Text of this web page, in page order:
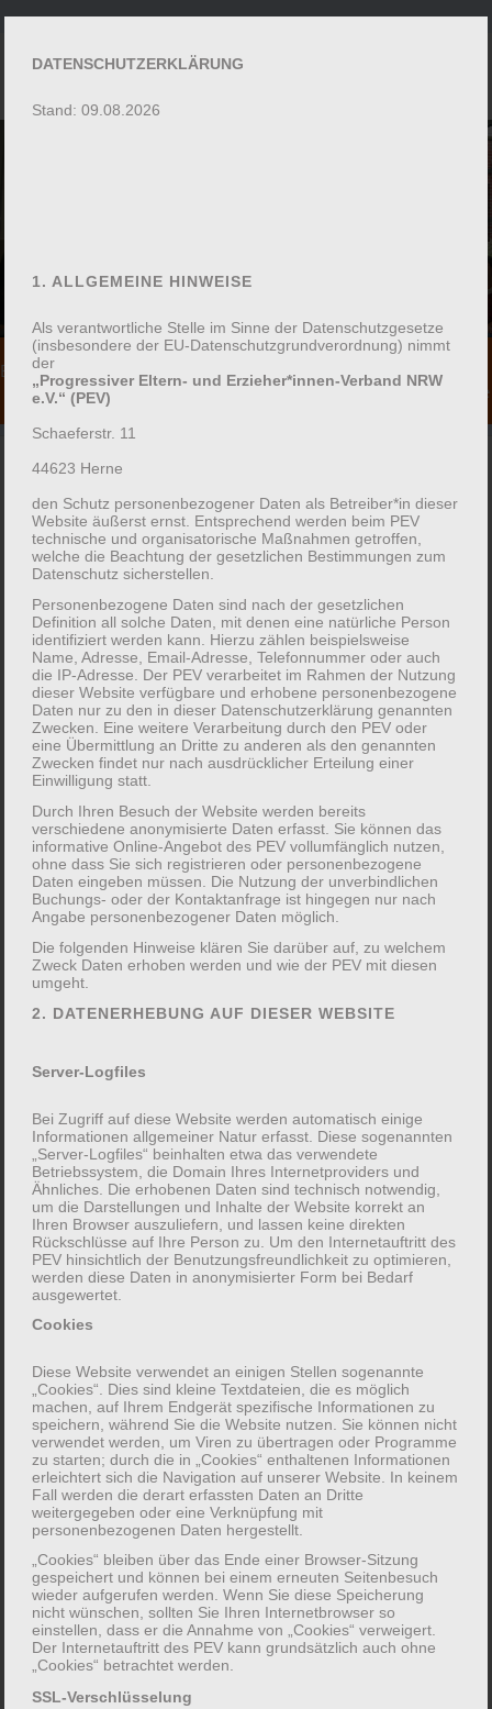
ZURÜCK
Bildungsangebote
für Familien
4931760info@pevnw.de
Aktiv & lecker durch den Sommer - Der
Familienworkshop für Gesundheit
Gemeinsam
mit Eltern und
ihren Kindern
werden wir in
unserem
dreitägigen
Sommerworkshop eine wohltuende Auszeit vom
Alltag nehmen.
Beim Planen von Gerichten, Einkaufen und
Kochen nutzen wir regionale und saisonale
Lebensmittel, um internationale Speisen zu
Gerichte, die schnell zubereitet werden können
gesunde Bereicherung sind. Die Rezepte
probieren wir dann bei einem Picknick im
Friedenspark gleich aus. Dort halten wir uns
zudem bei Bewegungsangeboten fit und lassen
klassische Spiele aus der Kindheit der älteren
Generation aufleben.
Ziel des Workshops ist es, Eltern und Kindern im
gemeinsamen Austausch zu vermitteln, wie
Kalorienaufnahme und Bewegung im Alltag für die
Gesundheit ist.
Folgende Kompetenzen im Sinne des UN-
Nachhaltigkeitsziel für Gesundheit und
Wohlergehen stehen dabei im Fokus:
• Wissenskompetenz: gesunde Ernährung,
saisonale und regionale Produkte
• Förderung der Handlungs- und
Transferkompetenz: Integration
gesundheitsförderlicher Maßnahmen in den
Familienalltag
DATENSCHUTZERKLÄRUNG
Stand: 09.08.2026
1. ALLGEMEINE HINWEISE
Als verantwortliche Stelle im Sinne der Datenschutzgesetze
(insbesondere der EU-Datenschutzgrundverordnung) nimmt
der
„Progressiver Eltern- und Erzieher*innen-Verband NRW
e.V.“ (PEV)
Schaeferstr. 11
44623 Herne
den Schutz personenbezogener Daten als Betreiber*in dieser
Website äußerst ernst. Entsprechend werden beim PEV
technische und organisatorische Maßnahmen getroffen,
welche die Beachtung der gesetzlichen Bestimmungen zum
Datenschutz sicherstellen.
Personenbezogene Daten sind nach der gesetzlichen
Definition all solche Daten, mit denen eine natürliche Person
identifiziert werden kann. Hierzu zählen beispielsweise
Name, Adresse, Email-Adresse, Telefonnummer oder auch
die IP-Adresse. Der PEV verarbeitet im Rahmen der Nutzung
dieser Website verfügbare und erhobene personenbezogene
Daten nur zu den in dieser Datenschutzerklärung genannten
Zwecken. Eine weitere Verarbeitung durch den PEV oder
eine Übermittlung an Dritte zu anderen als den genannten
Zwecken findet nur nach ausdrücklicher Erteilung einer
Einwilligung statt.
Durch Ihren Besuch der Website werden bereits
verschiedene anonymisierte Daten erfasst. Sie können das
informative Online-Angebot des PEV vollumfänglich nutzen,
ohne dass Sie sich registrieren oder personenbezogene
Daten eingeben müssen. Die Nutzung der unverbindlichen
Buchungs- oder der Kontaktanfrage ist hingegen nur nach
Angabe personenbezogener Daten möglich.
Die folgenden Hinweise klären Sie darüber auf, zu welchem
Zweck Daten erhoben werden und wie der PEV mit diesen
umgeht.
2. DATENERHEBUNG AUF DIESER WEBSITE
Server-Logfiles
Bei Zugriff auf diese Website werden automatisch einige
Informationen allgemeiner Natur erfasst. Diese sogenannten
„Server-Logfiles“ beinhalten etwa das verwendete
Betriebssystem, die Domain Ihres Internetproviders und
Ähnliches. Die erhobenen Daten sind technisch notwendig,
um die Darstellungen und Inhalte der Website korrekt an
Ihren Browser auszuliefern, und lassen keine direkten
Rückschlüsse auf Ihre Person zu. Um den Internetauftritt des
PEV hinsichtlich der Benutzungsfreundlichkeit zu optimieren,
werden diese Daten in anonymisierter Form bei Bedarf
ausgewertet.
Cookies
Diese Website verwendet an einigen Stellen sogenannte
„Cookies“. Dies sind kleine Textdateien, die es möglich
machen, auf Ihrem Endgerät spezifische Informationen zu
speichern, während Sie die Website nutzen. Sie können nicht
verwendet werden, um Viren zu übertragen oder Programme
zu starten; durch die in „Cookies“ enthaltenen Informationen
erleichtert sich die Navigation auf unserer Website. In keinem
Fall werden die derart erfassten Daten an Dritte
weitergegeben oder eine Verknüpfung mit
personenbezogenen Daten hergestellt.
„Cookies“ bleiben über das Ende einer Browser-Sitzung
gespeichert und können bei einem erneuten Seitenbesuch
wieder aufgerufen werden. Wenn Sie diese Speicherung
nicht wünschen, sollten Sie Ihren Internetbrowser so
einstellen, dass er die Annahme von „Cookies“ verweigert.
Der Internetauftritt des PEV kann grundsätzlich auch ohne
„Cookies“ betrachtet werden.
SSL-Verschlüsselung